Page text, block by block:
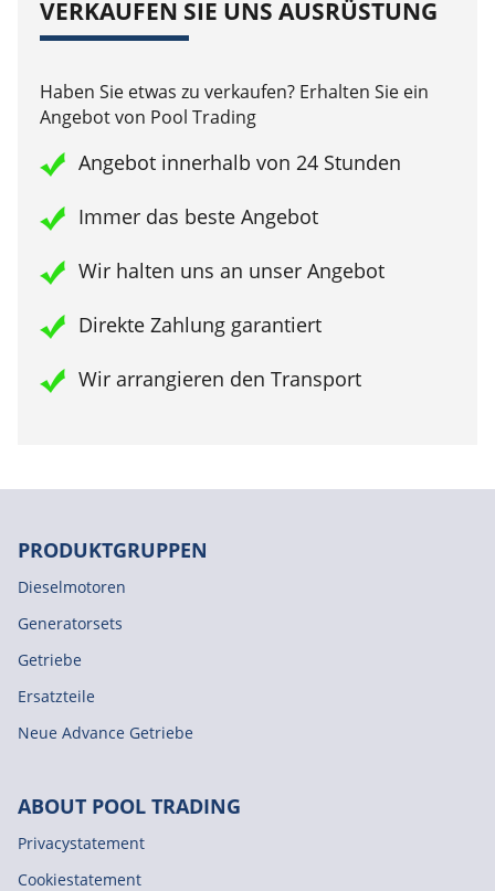
VERKAUFEN SIE UNS AUSRÜSTUNG
Haben Sie etwas zu verkaufen? Erhalten Sie ein
Angebot von Pool Trading
Angebot innerhalb von 24 Stunden
Immer das beste Angebot
Wir halten uns an unser Angebot
Direkte Zahlung garantiert
Wir arrangieren den Transport
PRODUKTGRUPPEN
Dieselmotoren
Generatorsets
Getriebe
Ersatzteile
Neue Advance Getriebe
ABOUT POOL TRADING
Privacystatement
Cookiestatement